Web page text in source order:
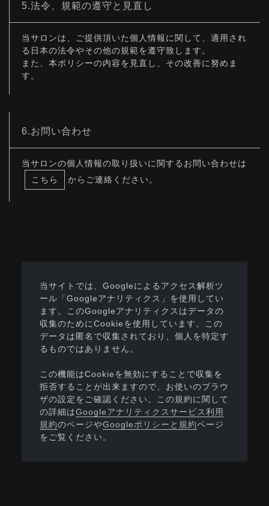
5.法令、規範の遵守と見直し
当サロンは、ご提供頂いた個人情報に関して、適用され
る日本の法令やその他の規範を遵守致します。
また、本ポリシーの内容を見直し、その改善に努めま
す。
6.お問い合わせ
当サロンの個人情報の取り扱いに関するお問い合わせは
こちら
からご連絡ください。
当サイトでは、Googleによるアクセス解析ツ
ール「Googleアナリティクス」を使用してい
ます。このGoogleアナリティクスはデータの
収集のためにCookieを使用しています。この
データは匿名で収集されており、個人を特定す
るものではありません。
この機能はCookieを無効にすることで収集を
拒否することが出来ますので、お使いのブラウ
ザの設定をご確認ください。この規約に関して
の詳細はGoogleアナリティクスサービス利用
規約のページやGoogleポリシーと規約ページ
をご覧ください。